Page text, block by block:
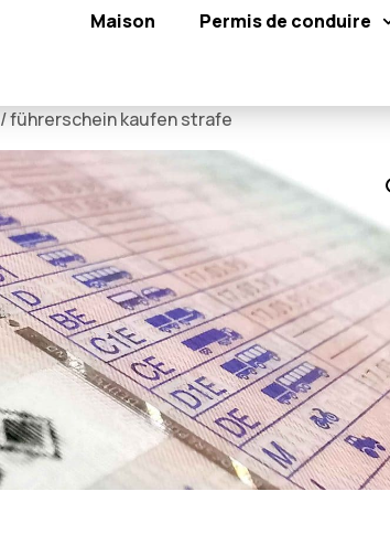
Maison Permis de conduire
/ führerschein kaufen strafe​